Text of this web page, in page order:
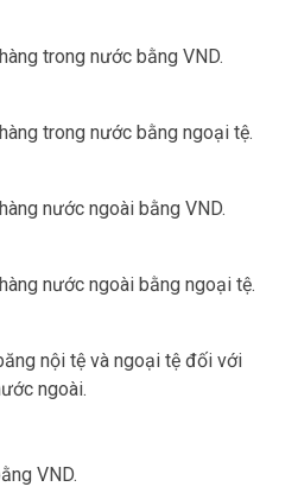
trong nước bằng VND.
trong nước bằng ngoại tệ.
nước ngoài bằng VND.
nước ngoài bằng ngoại tệ.
nội tệ và ngoại tệ đối với
ngoài.
VND.